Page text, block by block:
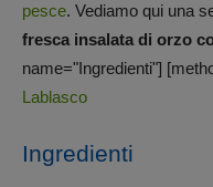
pesce. Vediamo qui una
fresca insalata di orzo
name="Ingredienti"]
Lablasco
Ingredienti